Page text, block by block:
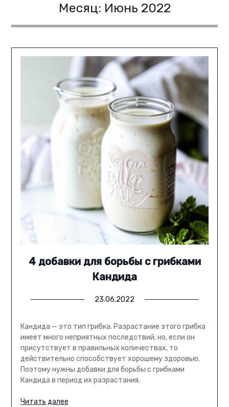
Месяц: Июнь 2022
4 добавки для борьбы с грибками
Кандида
23.06.2022
Кандида — это тип грибка. Разрастание этого грибка
имеет много неприятных последствий, но, если он
присутствует в правильных количествах, то
действительно способствует хорошему здоровью.
Поэтому нужны добавки для борьбы с грибками
Кандида в период их разрастания.
Читать далее